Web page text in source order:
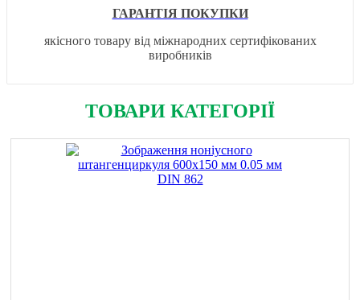
ГАРАНТІЯ ПОКУПКИ
якісного товару від міжнародних сертифікованих
виробників
ТОВАРИ КАТЕГОРІЇ